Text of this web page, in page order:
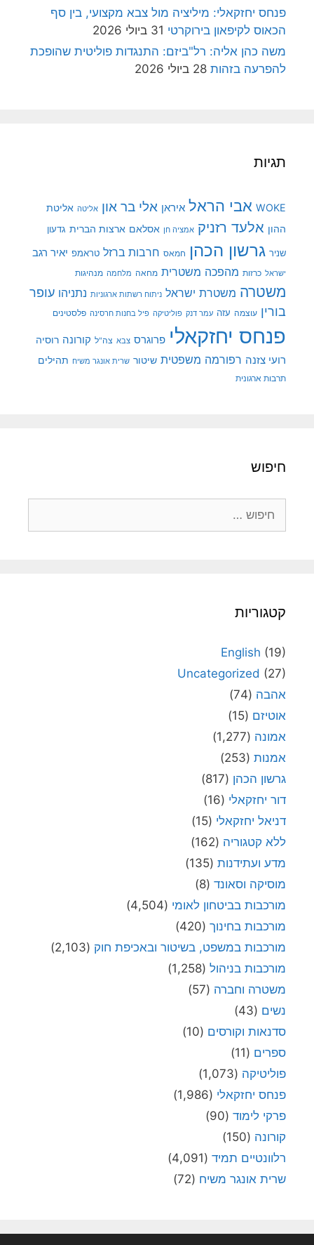
פנחס יחזקאלי: מיליציה מול צבא מקצועי, בין סף
הכאוס לקיפאון בירוקרטי 31 ביולי 2026
משה כהן אליה: רל"ביזם: התנגדות פוליטית שהופכת
להפרעה בזהות 28 ביולי 2026
תגיות
WOKE אבי הראל איראן אלי בר און אליטה אליטת
ההון אלעד רזניק אמציה חן אסלאם ארצות הברית גדעון
שניר גרשון הכהן חמאס חרבות ברזל טראמפ יאיר רגב
ישראל כרזות מהפכה משטרית מחאה מלחמה מנהיגות
משטרה משטרת ישראל ניתוח רשתות ארגוניות נתניהו עופר
בורין עוצמה עזה עמר דנק פוליטיקה פיל בחנות חרסינה פלסטינים
פנחס יחזקאלי פרוגרס צבא צה"ל קורונה רוסיה
רועי צזנה רפורמה משפטית שיטור שרית אונגר משיח תהילים
תרבות ארגונית
חיפוש
קטגוריות
English (19)
Uncategorized (27)
אהבה (74)
אוטיזם (15)
אמונה (1,277)
אמנות (253)
גרשון הכהן (817)
דור יחזקאלי (16)
דניאל יחזקאלי (15)
ללא קטגוריה (162)
מדע ועתידנות (135)
מוסיקה וסאונד (8)
מורכבות בביטחון לאומי (4,504)
מורכבות בחינוך (420)
מורכבות במשפט, בשיטור ובאכיפת חוק (2,103)
מורכבות בניהול (1,258)
משטרה וחברה (57)
נשים (43)
סדנאות וקורסים (10)
ספרים (11)
פוליטיקה (1,073)
פנחס יחזקאלי (1,986)
פרקי לימוד (90)
קורונה (150)
רלוונטיים תמיד (4,091)
שרית אונגר משיח (72)